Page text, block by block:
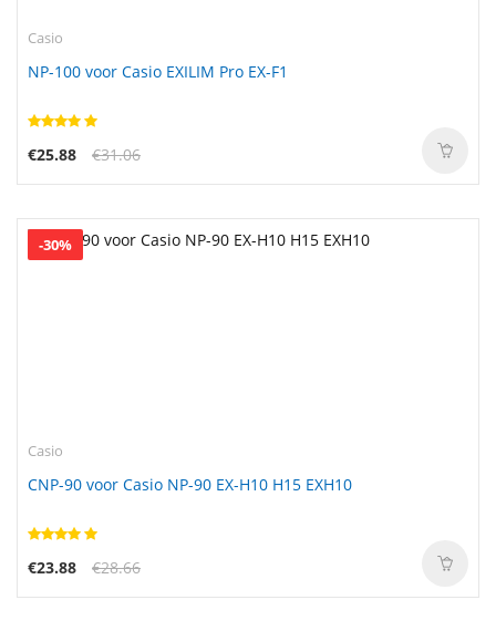
Casio
NP-100 voor Casio EXILIM Pro EX-F1
€25.88 €31.06
-30%
Casio
CNP-90 voor Casio NP-90 EX-H10 H15 EXH10
€23.88 €28.66